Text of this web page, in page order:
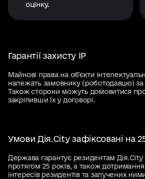
оцінку.
Гарантії захисту IP
Майнові права на об'єкти
належать замовнику (роботодавцю)
Також сторони можуть домовитися
закріпивши їх у договорі.
Умови Дія.City зафіксовані на
Держава гарантує резидентам Дія.City
протягом 25 років, а також
інтересів резидентів та залучених